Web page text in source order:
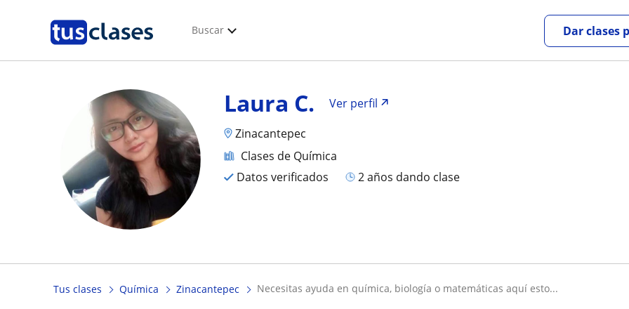
Buscar Dar clases
Laura C.
Ver perfil
Zinacantepec
Clases de Química
Datos verificados
2 años dando clase
Tus clases Química Zinacantepec necesitas ayuda en química, biología o matemáticas aquí esto...